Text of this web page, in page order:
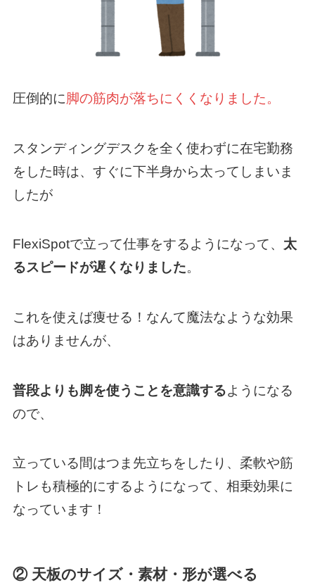
圧倒的に脚の筋肉が落ちにくくなりました。
スタンディングデスクを全く使わずに在宅勤務
をした時は、すぐに下半身から太ってしまいま
したが
FlexiSpotで立って仕事をするようになって、 太
るスピードが遅くなりました。
これを使えば痩せる！なんて魔法なような効果
はありませんが、
普段よりも脚を使うことを意識するようになる
ので、
立っている間はつま先立ちをしたり、柔軟や筋
トレも積極的にするようになって、相乗効果に
なっています！
② 天板のサイズ・素材・形が選べる